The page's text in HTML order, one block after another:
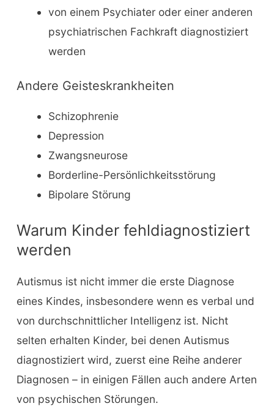
von einem Psychiater oder einer anderen
psychiatrischen Fachkraft diagnostiziert
werden
Andere Geisteskrankheiten
Schizophrenie
Depression
Zwangsneurose
Borderline-Persönlichkeitsstörung
Bipolare Störung
Warum Kinder fehldiagnostiziert
werden
Autismus ist nicht immer die erste Diagnose
eines Kindes, insbesondere wenn es verbal und
von durchschnittlicher Intelligenz ist. Nicht
selten erhalten Kinder, bei denen Autismus
diagnostiziert wird, zuerst eine Reihe anderer
Diagnosen – in einigen Fällen auch andere Arten
von psychischen Störungen.